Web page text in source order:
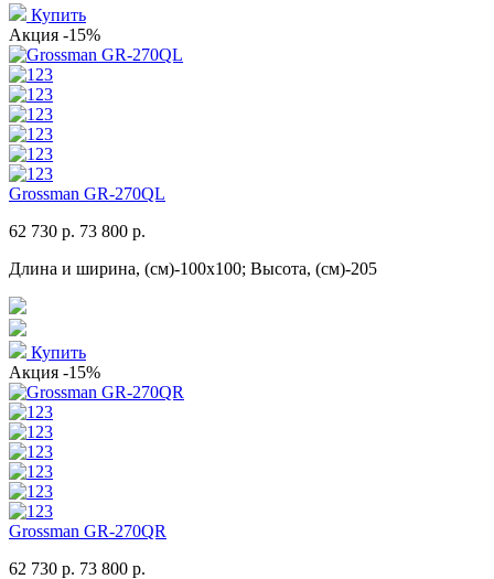
Купить
Акция -15%
Grossman GR-270QL
62 730 р. 73 800 р.
Длина и ширина, (см)-100x100; Высота, (см)-205
Купить
Акция -15%
Grossman GR-270QR
62 730 р. 73 800 р.